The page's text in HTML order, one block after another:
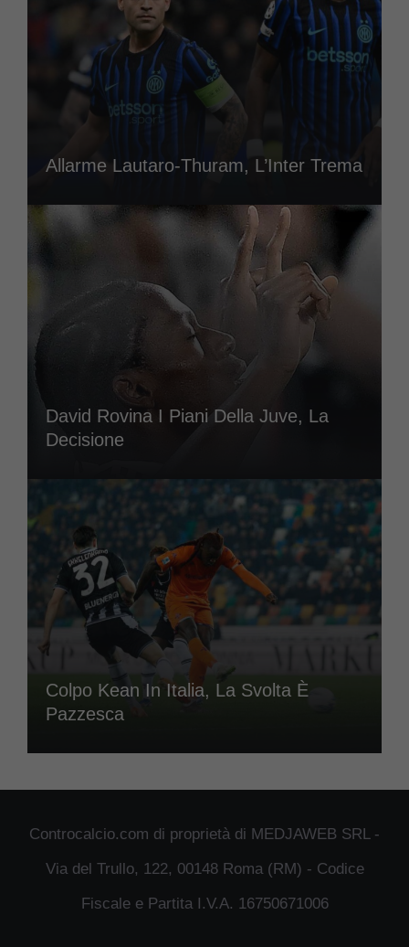
Allarme Lautaro-Thuram, L’Inter Trema
David Rovina I Piani Della Juve, La
Decisione
Colpo Kean In Italia, La Svolta È
Pazzesca
Controcalcio.com di proprietà di MEDJAWEB SRL -
Via del Trullo, 122, 00148 Roma (RM) - Codice
Fiscale e Partita I.V.A. 16750671006